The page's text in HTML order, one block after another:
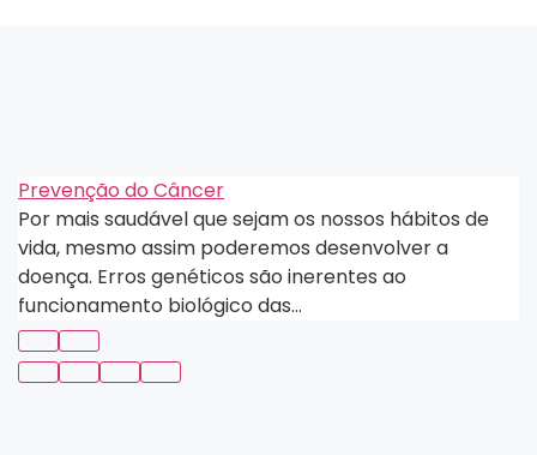
Prevenção do Câncer
Por mais saudável que sejam os nossos hábitos de
vida, mesmo assim poderemos desenvolver a
doença. Erros genéticos são inerentes ao
funcionamento biológico das...